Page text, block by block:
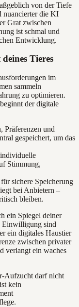
von der Tiefe
nuancierter die KI
Grat zwischen
ist schmal und
Entwicklung.
Tieres
im
sammeln
zu optimieren.
der digitale
Präferenzen und
gespeichert, um das
Stimmung,
sichere Speicherung
bei Anbietern –
bleiben.
ein Spiegel deiner
Einwilligung sind
ein digitales Haustier
zwischen privater
verlangt ein waches
Aufzucht darf nicht
kein